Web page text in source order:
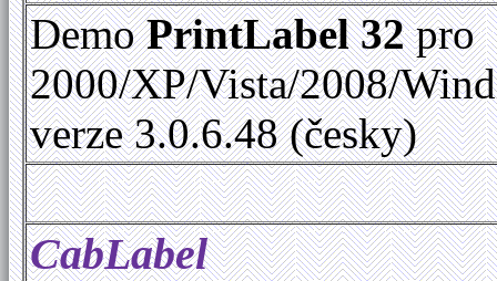
DemoPrintLabel 32pro
2000/XP/Vista/2008/
verze 3.0.6.48 (česky)
CabLabel